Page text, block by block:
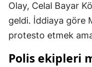
Olay, Celal Bayar
geldi. İddiaya göre
protesto etmek
Polis ekipleri